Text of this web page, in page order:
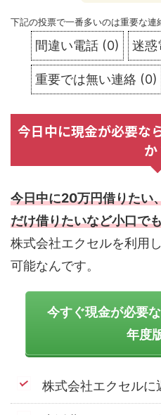
下記の投票で一番多いのは重要な連
間違い電話 (0) 迷惑
重要では無い連絡 (0)
今日中に現金が必要な
か
今日中に20万円借りたい
だけ借りたいなど小口で
株式会社エクセルを利用
可能なんです。
今すぐ現金が必要
年度
株式会社エクセルに